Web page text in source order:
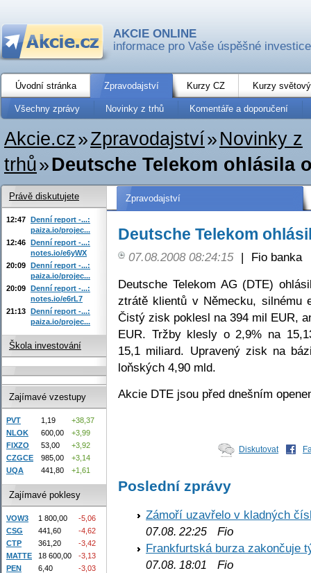
AKCIE ONLINE
informace pro Vaše úspěšné investice
Úvodní stránka Zpravodajství Kurzy CZ Kurzy
Všechny zprávy Novinky z trhů Komentáře a doporučení
Akcie.cz»Zpravodajství» Novinky z
trhů»Deutsche Telekom ohlásila
Zpravodajství
Deutsche Telekom
07.08.2008 08:24:15 |
Fio banka
Deutsche Telekom AG (DTE)
ztrátě klientů v Německu, silnému
Čistý zisk poklesl na 394 mil EUR,
EUR. Tržby klesly o 2,9% na
15,1 miliard. Upravený zisk na
loňských 4,90 mld.
Akcie DTE jsou před dnešním
Diskutovat
Poslední zprávy
Zámoří uzavřelo v kladných
07.08. 22:25 Fio
Frankfurtská burza zakončuje
07.08. 18:01
Fio
Právě diskutujete
12:47 Denní report -...:
paiza.io/projec...
12:46 Denní report -...:
notes.io/e6yWX
20:09 Denní report -...:
paiza.io/projec...
20:09 Denní report -...:
notes.io/e6rL7
21:13 Denní report -...:
paiza.io/projec...
Škola investování
Zajímavé vzestupy
PVT 1,19
+38,37
NLOK
600,00
+3,99
FIXZO
53,00
+3,92
CZGCE
985,00
+3,14
UQA
441,80 +1,61
Zajímavé poklesy
VOW3 1 800,00
-5,06
CSG
441,60
-4,62
CTP
361,20
-3,42
MATTE
18 600,00
-3,13
PEN
6,40 -3,03